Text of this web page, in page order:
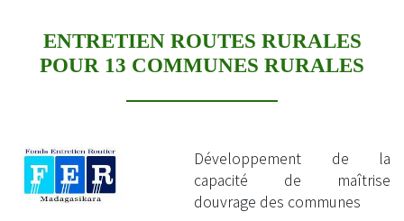
ENTRETIEN ROUTES RURALES
POUR 13 COMMUNES RURALES
Développement de la
capacité de maîtrise
douvrage des communes